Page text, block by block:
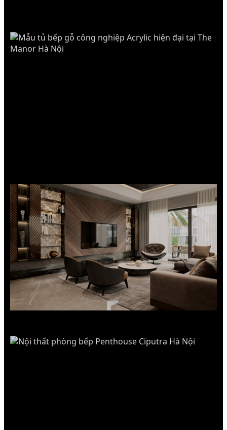
BIỆT THỰ
VINHOMES RIVERSIDE LONG BIÊN
CHUNG CƯ CAO CẤP
THE MANOR HÀ NỘI
Tủ bếp gỗ công nghiệp phủ Acrylic bóng gương,
tông trắng - xám hiện đại.
BIỆT THỰ SONG LẬP